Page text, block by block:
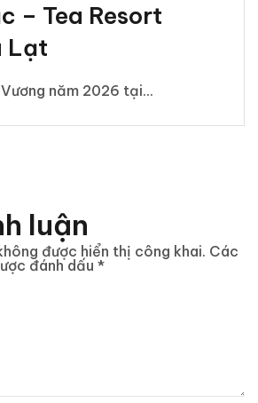
– Tea Resort
Lạt
năm 2026 tại...
luận
được hiển thị công khai. Các
đánh dấu *